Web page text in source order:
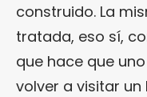
construido. La
tratada, eso sí,
que hace que
volver a visitar